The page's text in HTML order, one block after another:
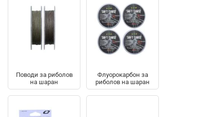
Поводи за риболов
на шаран
Флуорокарбон за
риболов на шаран